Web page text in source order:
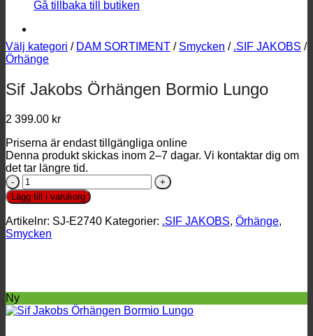
Gå tillbaka till butiken
Välj kategori / DAM SORTIMENT / Smycken / .SIF JAKOBS /
Örhänge
Sif Jakobs Örhängen Bormio Lungo
2 399.00 kr
Priserna är endast tillgängliga online
Denna produkt skickas inom 2–7 dagar. Vi kontaktar dig om
det tar längre tid.
Sif
Jakobs
Örhängen
Bormio
Lungo
mängd
Lägg till i varukorg
Artikelnr: SJ-E2740 Kategorier: .SIF JAKOBS, Örhänge,
Smycken
Ny